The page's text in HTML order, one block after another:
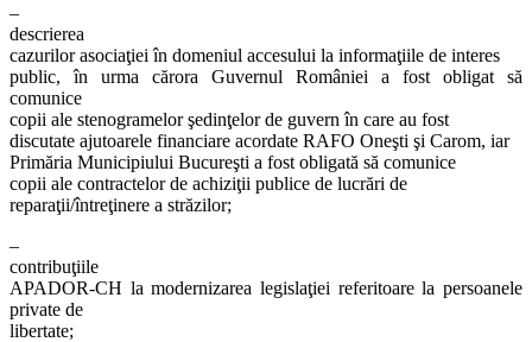
–
descrierea
cazurilor asociaţiei în domeniul accesului la informaţiile de interes
public, în urma cărora Guvernul României a fost obligat să
comunice
copii ale stenogramelor şedinţelor de guvern în care au fost
discutate ajutoarele financiare acordate RAFO Oneşti şi Carom, iar
Primăria Municipiului Bucureşti a fost obligată să comunice
copii ale contractelor de achiziţii publice de lucrări de
reparaţii/întreţinere a străzilor;
–
contribuţiile
APADOR-CH la modernizarea legislaţiei referitoare la persoanele
private de
libertate;